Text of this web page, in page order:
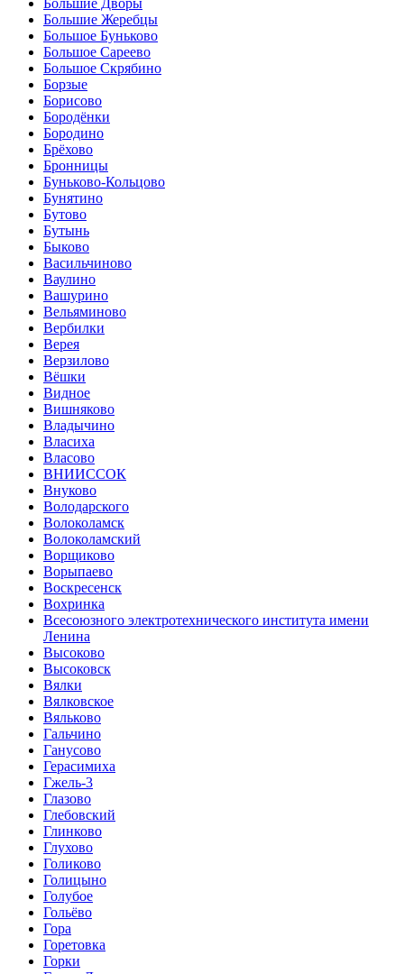
Большие Дворы
Большие Жеребцы
Большое Буньково
Большое Сареево
Большое Скрябино
Борзые
Борисово
Бородёнки
Бородино
Брёхово
Бронницы
Буньково-Кольцово
Бунятино
Бутово
Бутынь
Быково
Васильчиново
Ваулино
Вашурино
Вельяминово
Вербилки
Верея
Верзилово
Вёшки
Видное
Вишняково
Владычино
Власиха
Власово
ВНИИССОК
Внуково
Володарского
Волоколамск
Волоколамский
Ворщиково
Ворыпаево
Воскресенск
Вохринка
Всесоюзного электротехнического института имени
Ленина
Высоково
Высоковск
Вялки
Вялковское
Вяльково
Гальчино
Ганусово
Герасимиха
Гжель-3
Глазово
Глебовский
Глинково
Глухово
Голиково
Голицыно
Голубое
Гольёво
Гора
Горетовка
Горки